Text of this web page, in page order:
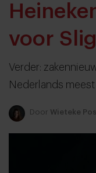
voor
Verder:
Nederlands
Door Wieteke